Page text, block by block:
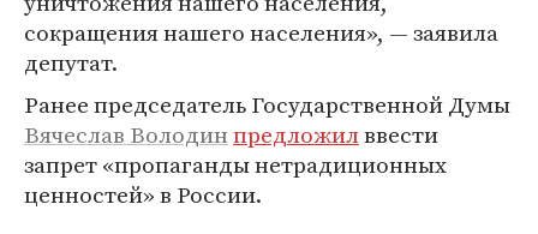
сокращения нашего населения», — заявила
депутат.
Ранее председатель Государственной Думы
Вячеслав Володинпредложилввести
запрет «пропаганды нетрадиционных
ценностей» в России.